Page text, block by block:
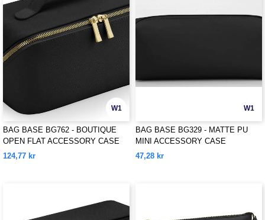
W1
BAG BASE BG762 - BOUTIQUE
OPEN FLAT ACCESSORY CASE
124,77 kr
W1
BAG BASE BG329 - MATTE PU
MINI ACCESSORY CASE
47,28 kr